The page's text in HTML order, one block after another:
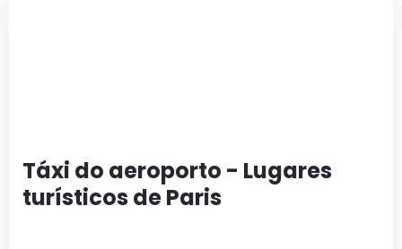
Táxi do aeroporto - Lugares
turísticos de Paris